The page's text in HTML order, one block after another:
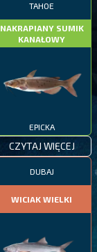
TAHOE
NAKRAPIANY SUMIK
KANAŁOWY
EPICKA
CZYTAJ WIĘCEJ
DUBAJ
WICIAK WIELKI